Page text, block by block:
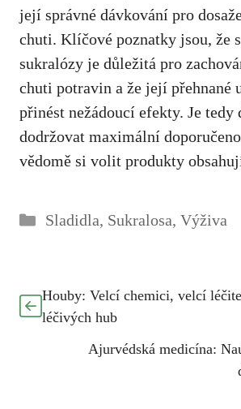
její správné dávkování pro
chuti. Klíčové poznatky jsou, že
sukralózy je důležitá pro
chuti potravin a že její přehnané
přinést nežádoucí efekty. Je tedy
dodržovat maximální
vědomě si volit produkty
Rubriky
Sladidla, Sukralosa, Výživa
Houby: Velcí chemici, velcí
léčivých hub
Ajurvédská medicína: